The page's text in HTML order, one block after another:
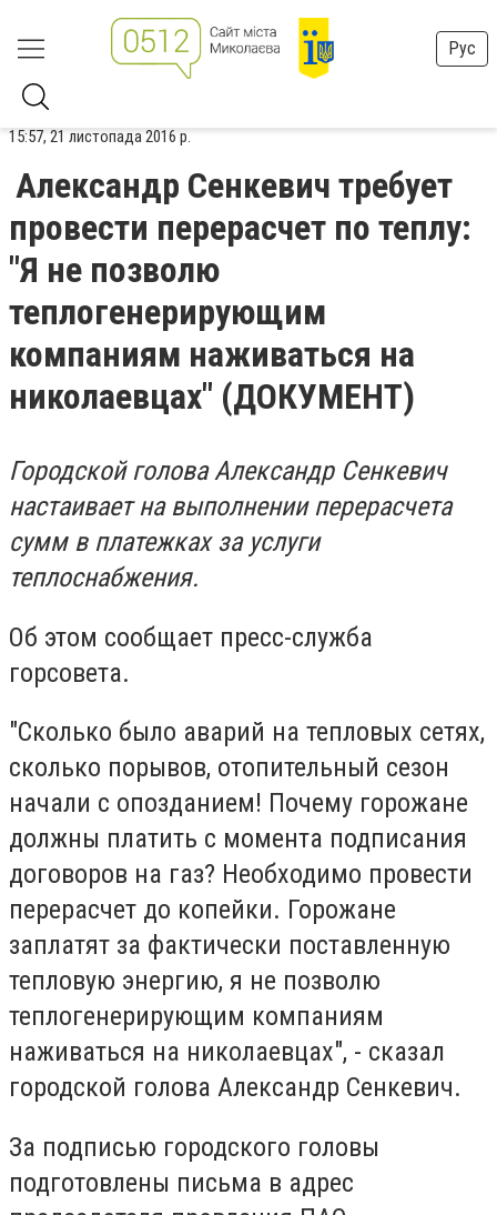
Рус
15:57, 21 листопада 2016 р.
Александр Сенкевич требует
провести перерасчет по теплу:
"Я не позволю
теплогенерирующим
компаниям наживаться на
николаевцах" (ДОКУМЕНТ)
Городской голова Александр Сенкевич
настаивает на выполнении перерасчета
сумм в платежках за услуги
теплоснабжения.
Об этом сообщает пресс-служба
горсовета.
"Сколько было аварий на тепловых сетях,
сколько порывов, отопительный сезон
начали с опозданием! Почему горожане
должны платить с момента подписания
договоров на газ? Необходимо провести
перерасчет до копейки. Горожане
заплатят за фактически поставленную
тепловую энергию, я не позволю
теплогенерирующим компаниям
наживаться на николаевцах", - сказал
городской голова Александр Сенкевич.
За подписью городского головы
подготовлены письма в адрес